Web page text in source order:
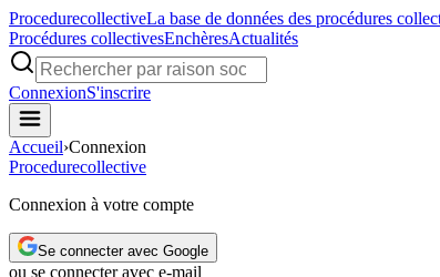
ProcedurecollectiveLa base de données des procédures
Procédures collectivesEnchèresActualités
ConnexionS'inscrire
Accueil›Connexion
Procedurecollective
Connexion à votre compte
Se connecter avec Google
ou se connecter avec e-mail